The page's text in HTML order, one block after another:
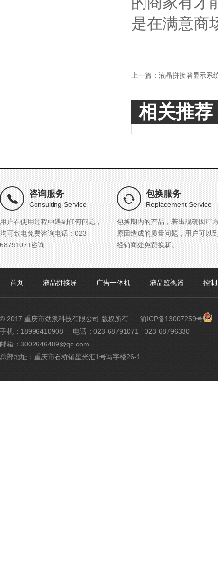
是在满意商
上一篇： 液晶拼接墙显示系
相关推荐
咨询服务
Consulting Service
用户在使用过程中遇到任何问题，
均可致电免费咨询电话：023-
68791071咨询
包换服务
Replacement Service
包换期内的产品，若出现确因厂
原因造成的质量问题，用户可以
经销商处免费换新。
首页 液晶拼接屏 广告一体机 液晶监视器 控
© 2017 重庆市劲浪科技有限公司 版权所有 渝ICP备13007259号 渝
手机：18996410908
电话：023-68791071 023-68796330
邮箱：3002646489@qq.com
总部地址：重庆市石桥铺星光汇1号写字楼26-1